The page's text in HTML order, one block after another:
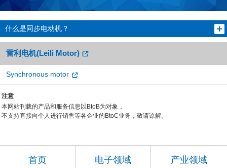
什么是同步电动机？
雷利电机(Leili Motor)
Synchronous motor
注意
本网站刊载的产品和服务信息以BtoB为对象，
不支持直接向个人进行销售等各企业的BtoC业务，敬请谅解。
首页 电子领域 产业领域